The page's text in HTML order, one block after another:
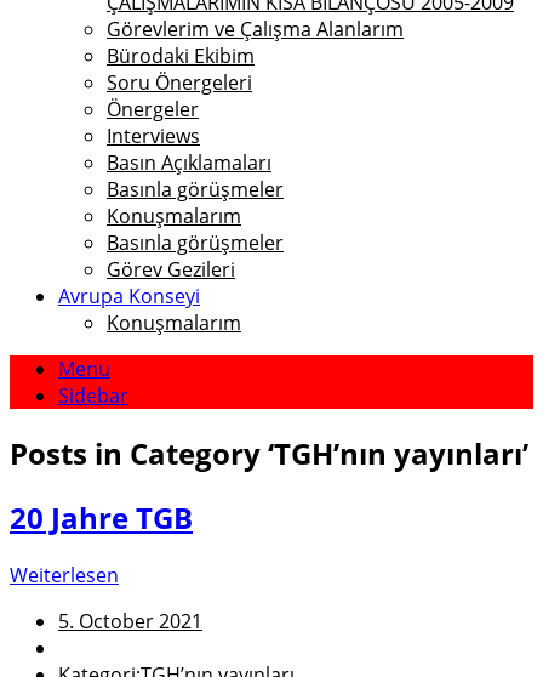
Görevlerim ve Çalışma Alanlarım
Bürodaki Ekibim
Soru Önergeleri
Önergeler
Interviews
Basın Açıklamaları
Basınla görüşmeler
Konuşmalarım
Basınla görüşmeler
Görev Gezileri
Avrupa Konseyi
Konuşmalarım
Menu
Sidebar
Posts in Category‘TGH’nın yayınları’
20 Jahre TGB
Weiterlesen
5. October 2021